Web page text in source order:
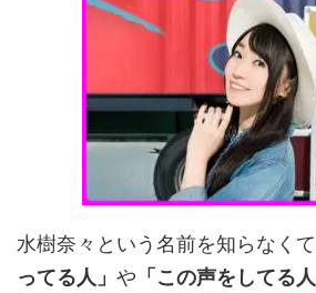
水樹奈々という名前を知らなくて
ってる人」 や 「この声をしてる人